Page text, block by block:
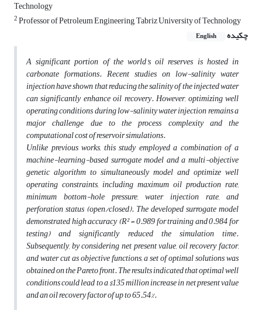
Technology
2Professor of Petroleum Engineering, Tabriz University of Technology
چکیده
English
A significant portion of the world's oil reserves is hosted in
carbonate formations. Recent studies on low-salinity water
injection have shown that reducing the salinity of the injected water
can significantly enhance oil recovery. However, optimizing well
operating conditions during low-salinity water injection remains a
major challenge due to the process complexity and the
computational cost of reservoir simulations.
Unlike previous works, this study employed a combination of a
machine-learning-based surrogate model and a multi-objective
genetic algorithm to simultaneously model and optimize well
operating constraints, including maximum oil production rate,
minimum bottom-hole pressure, water injection rate, and
perforation status (open/closed). The developed surrogate model
demonstrated high accuracy (R² = 0.989 for training and 0.984 for
testing) and significantly reduced the simulation time.
Subsequently, by considering net present value, oil recovery factor,
and water cut as objective functions, a set of optimal solutions was
obtained on the Pareto front. The results indicated that optimal well
conditions could lead to a $135 million increase in net present value
and an oil recovery factor of up to 65.54%.